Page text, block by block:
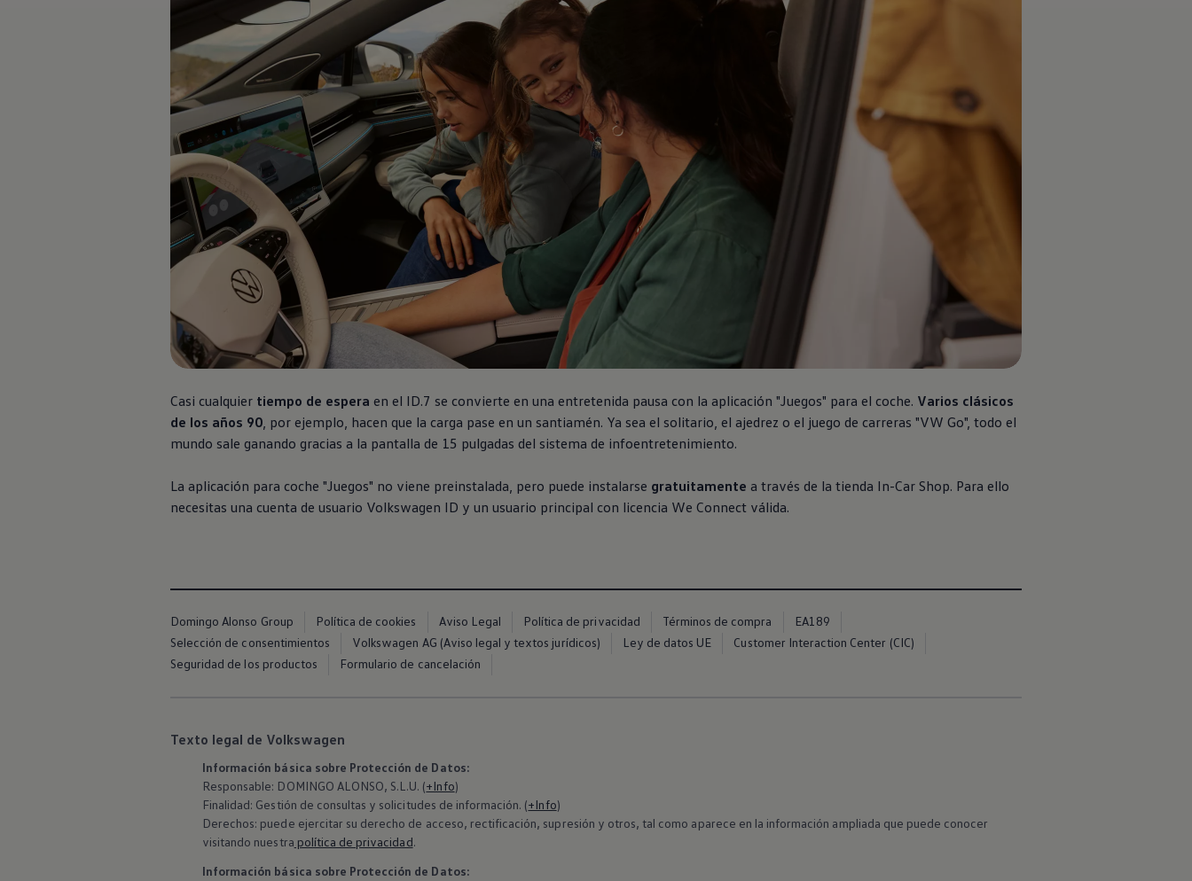
Etiquetado de neumáticos UE - Volkswagen Canarias
Reciclaje Volkswagen Canarias
Servicios de mantenimiento
Garantía Volkswagen
Homologaciones y certificados de conformidad
Información sobre el apagón de redes 2G-3G en Canarias
Recambios reconstruidos
Carrocería y pintura
Lunas, luces y visibilidad
Economy Parts
Modelos antiguos
Servicio para vehículos eléctricos
Ayuda con aplicaciones y servicios digitales
Navigation Map Update
Actualizaciones del software, los mapas y las emisoras de radio
Buscar servicios para tu modelo
Conectar el móvil con el vehículo
Volkswagen Apps, inicio de sesión y tienda
Exclusivo para empresas
Vehículos eléctricos disponibles
Vehículos híbridos enchufables
Cambiando a la movilidad eléctrica
Carga y autonomía
¿Cuántos kilómetros puedo recorrer?
Tecnología y desarrollo
El sonido del ID.
Plan Auto+ en Canarias
Volkswagen Canarias
Casi cualquier tiempo de espera en el ID.7 se convierte en una entretenida pausa con la aplicación "Juegos" para el coche. Varios clásicos
de los años 90, por ejemplo, hacen que la carga pase en un santiamén. Ya sea el solitario, el ajedrez o el juego de carreras "VW Go", todo el
mundo sale ganando gracias a la pantalla de 15 pulgadas del sistema de infoentretenimiento.
La aplicación para coche "Juegos" no viene preinstalada, pero puede instalarse gratuitamente a través de la tienda In-Car Shop. Para ello
necesitas una cuenta de usuario Volkswagen ID y un usuario principal con licencia We Connect válida.
Domingo Alonso Group Política de cookies Aviso Legal Política de privacidad Términos de compra
EA189
Selección de consentimientos
Volkswagen AG (Aviso legal y textos jurídicos) Ley de datos UE
Customer Interaction Center (CIC)
Seguridad de los productos
Formulario de cancelación
Texto legal de Volkswagen
Información básica sobre Protección de Datos:
Responsable: DOMINGO ALONSO, S.L.U. (+Info)
Finalidad: Gestión de consultas y solicitudes de información. (+Info)
Derechos: puede ejercitar su derecho de acceso, rectificación, supresión y otros, tal como aparece en la información ampliada que puede conocer
visitando nuestra política de privacidad.
Información básica sobre Protección de Datos: